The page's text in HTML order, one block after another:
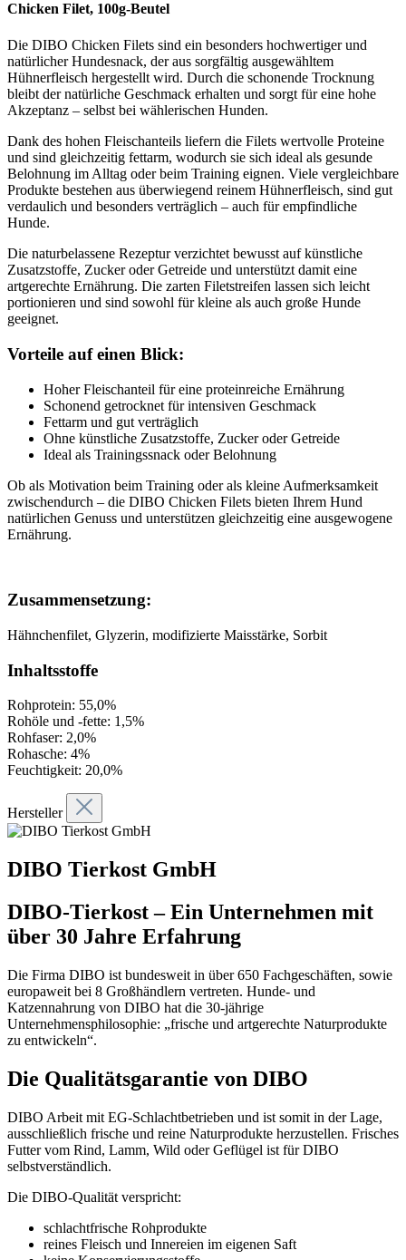
Chicken Filet, 100g-Beutel
Die DIBO Chicken Filets sind ein besonders hochwertiger und
natürlicher Hundesnack, der aus sorgfältig ausgewähltem
Hühnerfleisch hergestellt wird. Durch die schonende Trocknung
bleibt der natürliche Geschmack erhalten und sorgt für eine hohe
Akzeptanz – selbst bei wählerischen Hunden.
Dank des hohen Fleischanteils liefern die Filets wertvolle Proteine
und sind gleichzeitig fettarm, wodurch sie sich ideal als gesunde
Belohnung im Alltag oder beim Training eignen. Viele vergleichbare
Produkte bestehen aus überwiegend reinem Hühnerfleisch, sind gut
verdaulich und besonders verträglich – auch für empfindliche
Hunde.
Die naturbelassene Rezeptur verzichtet bewusst auf künstliche
Zusatzstoffe, Zucker oder Getreide und unterstützt damit eine
artgerechte Ernährung. Die zarten Filetstreifen lassen sich leicht
portionieren und sind sowohl für kleine als auch große Hunde
geeignet.
Vorteile auf einen Blick:
Hoher Fleischanteil für eine proteinreiche Ernährung
Schonend getrocknet für intensiven Geschmack
Fettarm und gut verträglich
Ohne künstliche Zusatzstoffe, Zucker oder Getreide
Ideal als Trainingssnack oder Belohnung
Ob als Motivation beim Training oder als kleine Aufmerksamkeit
zwischendurch – die DIBO Chicken Filets bieten Ihrem Hund
natürlichen Genuss und unterstützen gleichzeitig eine ausgewogene
Ernährung.
Zusammensetzung:
Hähnchenfilet, Glyzerin, modifizierte Maisstärke, Sorbit
Inhaltsstoffe
Rohprotein: 55,0%
Rohöle und -fette: 1,5%
Rohfaser: 2,0%
Rohasche: 4%
Feuchtigkeit: 20,0%
Hersteller
DIBO Tierkost GmbH
DIBO-Tierkost – Ein Unternehmen mit
über 30 Jahre Erfahrung
Die Firma DIBO ist bundesweit in über 650 Fachgeschäften, sowie
europaweit bei 8 Großhändlern vertreten. Hunde- und
Katzennahrung von DIBO hat die 30-jährige
Unternehmensphilosophie: „frische und artgerechte Naturprodukte
zu entwickeln“.
Die Qualitätsgarantie von DIBO
DIBO Arbeit mit EG-Schlachtbetrieben und ist somit in der Lage,
ausschließlich frische und reine Naturprodukte herzustellen. Frisches
Futter vom Rind, Lamm, Wild oder Geflügel ist für DIBO
selbstverständlich.
Die DIBO-Qualität verspricht:
schlachtfrische Rohprodukte
reines Fleisch und Innereien im eigenen Saft